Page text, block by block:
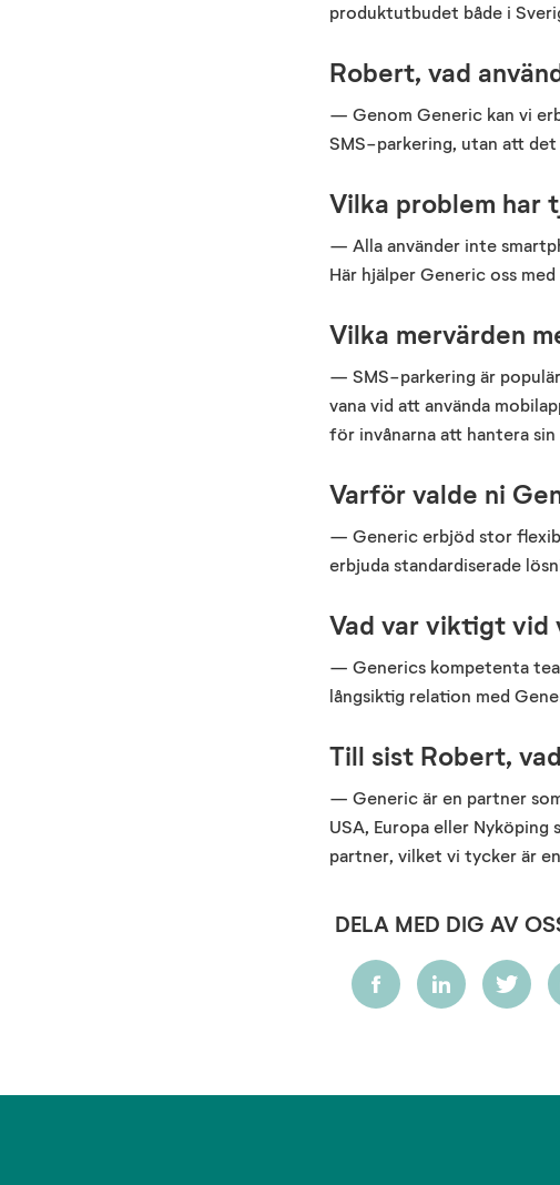
produktutbudet både i
Robert, vad
— Genom Generic kan vi
SMS-parkering, utan att
Vilka problem har
— Alla använder inte
Här hjälper Generic oss
Vilka mervärden
— SMS-parkering är
vana vid att använda
för invånarna att hantera sin
Varför valde ni
— Generic erbjöd stor
erbjuda standardiserade
Vad var viktigt vid
— Generics kompetenta
långsiktig relation med
Till sist Robert,
— Generic är en partner
USA, Europa eller Nyköping
partner, vilket vi tycker är
DELA MED DIG AV